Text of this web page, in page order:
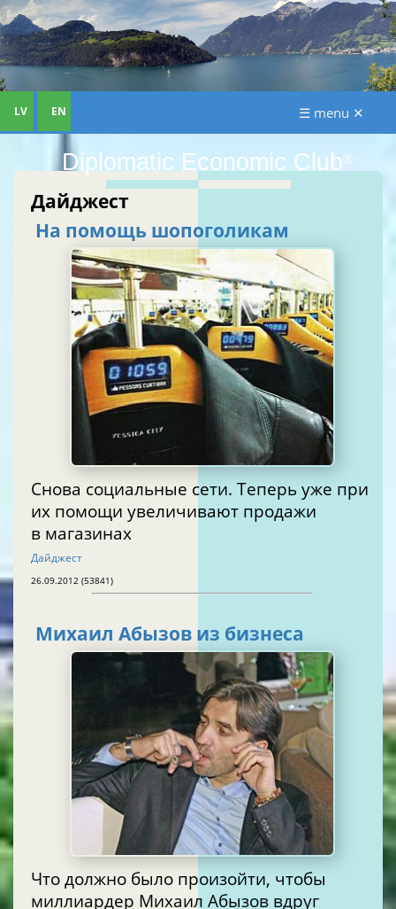
Diplomatic Economic Club®
LV EN ☰ menu ✕
Дайджест
На помощь шопоголикам
Снова социальные сети. Теперь уже при
их помощи увеличивают продажи
в магазинах
Дайджест
26.09.2012 (53841)
Михаил Абызов из бизнеса
Что должно было произойти, чтобы
миллиардер Михаил Абызов вдруг